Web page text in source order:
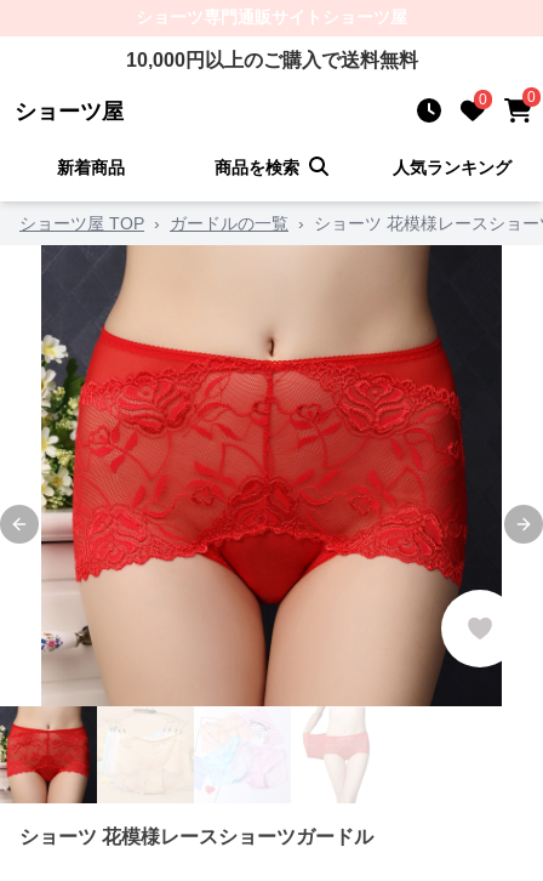
ショーツ専門通販サイト ショーツ屋
10,000円以上のご購入で送料無料
ショーツ屋 0 0
新着商品 商品を検索 人気ランキング
ショーツ屋 TOP › ガードルの一覧 › ショーツ 花模様レースショ
Previous slide
ショーツ 花模様レースショーツガードル